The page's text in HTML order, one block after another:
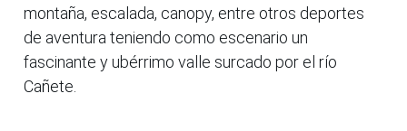
montaña, escalada, canopy, entre otros deportes
de aventura teniendo como escenario un
fascinante y ubérrimo valle surcado por el río
Cañete.